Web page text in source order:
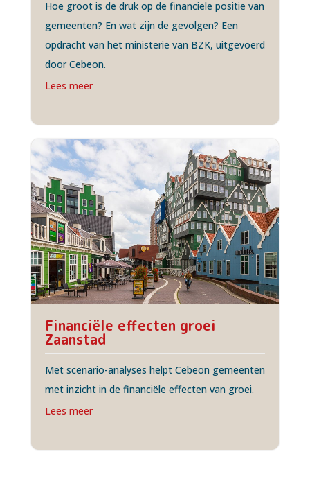
Hoe groot is de druk op de financiële positie van
gemeenten? En wat zijn de gevolgen? Een
opdracht van het ministerie van BZK, uitgevoerd
door Cebeon.
Lees meer
Financiële effecten groei
Zaanstad
Met scenario-analyses helpt Cebeon gemeenten
met inzicht in de financiële effecten van groei.
Lees meer